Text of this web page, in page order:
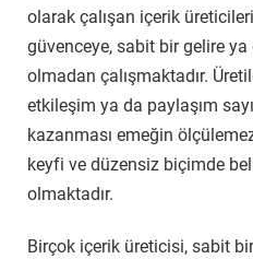
olarak çalışan içerik
güvenceye, sabit bir gelire
olmadan çalışmaktadır.
etkileşim ya da paylaşım
kazanması emeğin
keyfi ve düzensiz biçimde
olmaktadır.
Birçok içerik üreticisi, sabit bir